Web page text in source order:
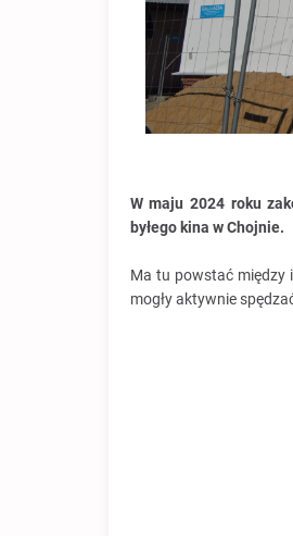
W maju 2024 roku
byłego kina w Chojnie.
Ma tu powstać między
mogły aktywnie